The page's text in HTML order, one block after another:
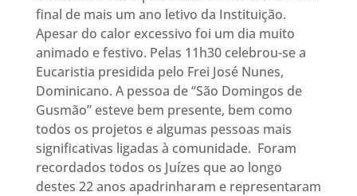
final de mais um ano letivo da Instituição.
Apesar do calor excessivo foi um dia muito
animado e festivo. Pelas 11h30 celebrou-se a
Eucaristia presidida pelo Frei José Nunes,
Dominicano. A pessoa de “São Domingos de
Gusmão” esteve bem presente, bem como
todos os projetos e algumas pessoas mais
significativas ligadas à comunidade. Foram
recordados todos os Juízes que ao longo
destes 22 anos apadrinharam e representaram